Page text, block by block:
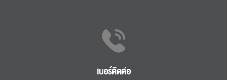
เบอร์ติดต่อ